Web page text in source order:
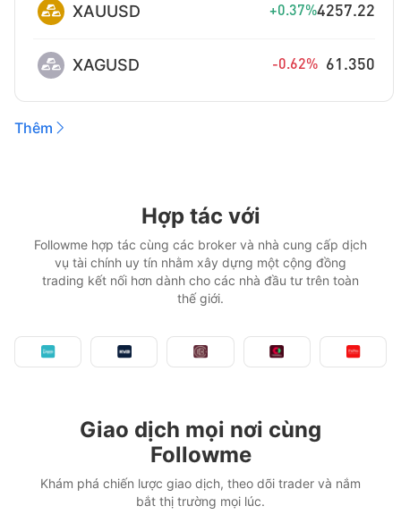
XAUUSD +0.37%4257.22
XAGUSD -0.62% 61.350
Thêm
Hợp tác với
Followme hợp tác cùng các broker và nhà cung cấp dịch
vụ tài chính uy tín nhằm xây dựng một cộng đồng
trading kết nối hơn dành cho các nhà đầu tư trên toàn
thế giới.
Giao dịch mọi nơi cùng
Followme
Khám phá chiến lược giao dịch, theo dõi trader và nắm
bắt thị trường mọi lúc.